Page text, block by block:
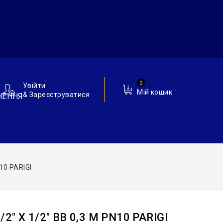
Мій кошик
0
Увійти
& Зареєструватися
PARIGI
Х 1/2″ ВВ 0,3 М PN10 PARIGI